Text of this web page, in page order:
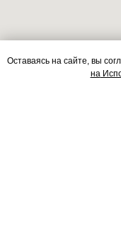
Оставаясь на сайте, вы
на